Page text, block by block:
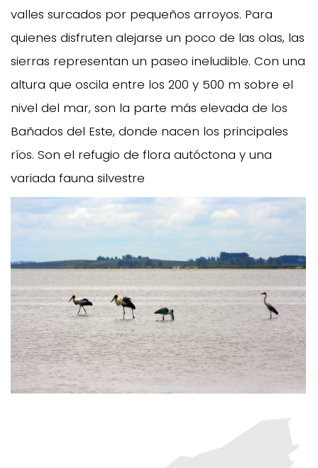
valles surcados por pequeños arroyos. Para
quienes disfruten alejarse un poco de las olas, las
sierras representan un paseo ineludible. Con una
altura que oscila entre los 200 y 500 m sobre el
nivel del mar, son la parte más elevada de los
Bañados del Este, donde nacen los principales
ríos. Son el refugio de flora autóctona y una
variada fauna silvestre